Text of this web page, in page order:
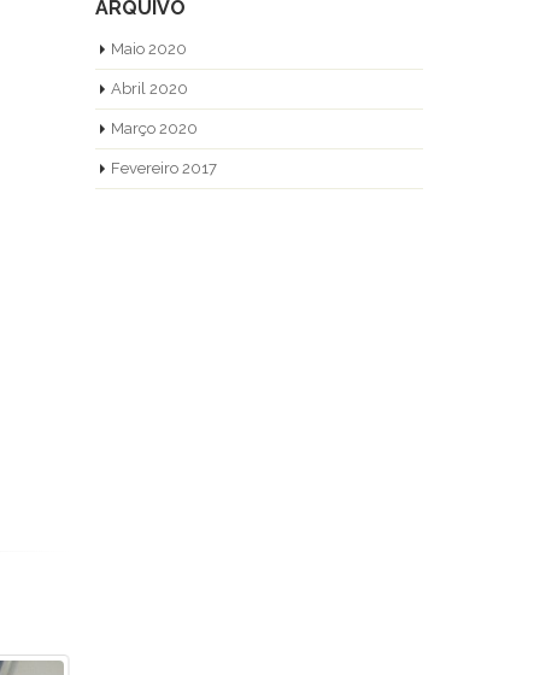
ARQUIVO
Maio 2020
Abril 2020
Março 2020
Fevereiro 2017